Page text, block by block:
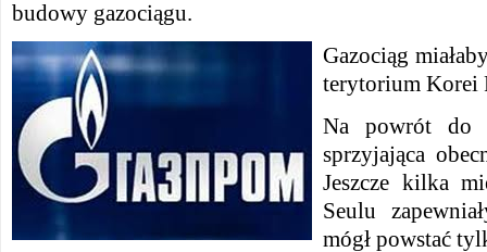
budowy gazociągu.
Gazociąg
terytorium Korei
Na powrót do
sprzyjająca
Jeszcze kilka
Seulu
mógł powstać